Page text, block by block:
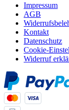
Impressum
AGB
Kontakt
Datenschutz
Cookie-
Widerruf